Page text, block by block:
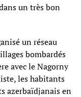
un très bon
un réseau
bombardés
avec le Nagorny
les habitants
azerbaïdjanais en